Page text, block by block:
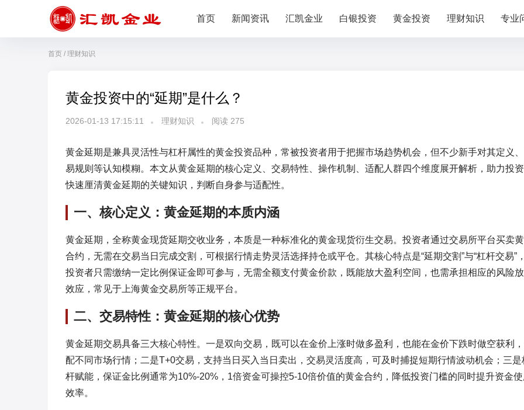
首页 新闻资讯 汇凯金业 白银投资 黄金投资 理财知识 专业
首页 / 理财知识
黄金投资中的“延期”是什么？
2026-01-13 17:15:11 理财知识 阅读 275
黄金延期是兼具灵活性与杠杆属性的黄金投资品种，常被投资者用于把握市场趋势机会，但不少新手对其定义
易规则等认知模糊。本文从黄金延期的核心定义、交易特性、操作机制、适配人群四个维度展开解析，助力投
快速厘清黄金延期的关键知识，判断自身参与适配性。
一、核心定义：黄金延期的本质内涵
黄金延期，全称黄金现货延期交收业务，本质是一种标准化的黄金现货衍生交易。投资者通过交易所平台买卖
合约，无需在交易当日完成交割，可根据行情走势灵活选择持仓或平仓。其核心特点是“延期交割”与“杠杆交易”，
投资者只需缴纳一定比例保证金即可参与，无需全额支付黄金价款，既能放大盈利空间，也需承担相应的风险
效应，常见于上海黄金交易所等正规平台。
二、交易特性：黄金延期的核心优势
黄金延期交易具备三大核心特性。一是双向交易，既可以在金价上涨时做多盈利，也能在金价下跌时做空获利
配不同市场行情；二是T+0交易，支持当日买入当日卖出，交易灵活度高，可及时捕捉短期行情波动机会；三是
杆赋能，保证金比例通常为10%-20%，1倍资金可操控5-10倍价值的黄金合约，降低投资门槛的同时提升资金使
效率。